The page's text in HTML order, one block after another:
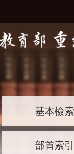
基本檢索
部首索引